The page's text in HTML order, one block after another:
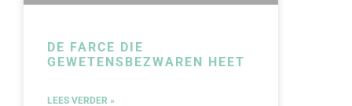
DE FARCE DIE
GEWETENSBEZWAREN HEET
LEES VERDER »